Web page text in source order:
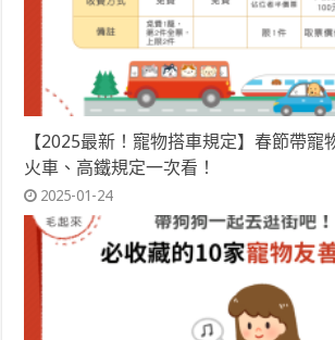
【2025最新！寵物搭車規定】春節帶寵
火車、高鐵規定一次看！
2025-01-24